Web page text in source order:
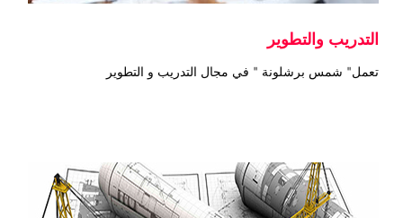
التدريب والتطوير
تعمل" شمس برشلونة " في مجال التدريب و التطوير